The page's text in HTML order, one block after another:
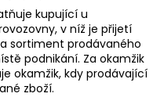
kupující u
v níž je přijetí
sortiment prodávaného
podnikání. Za okamžik
okamžik, kdy prodávající
zboží.